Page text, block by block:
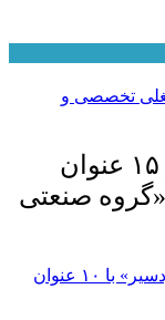
فراخوان جذب نیرو در بیش از ۱۵ عنوان
صنعتی